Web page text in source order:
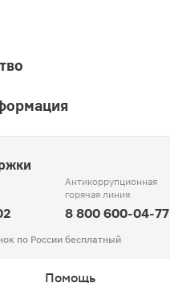
Антикоррупционная
горячая линия
8 800 600-04-77
по России бесплатный
Помощь